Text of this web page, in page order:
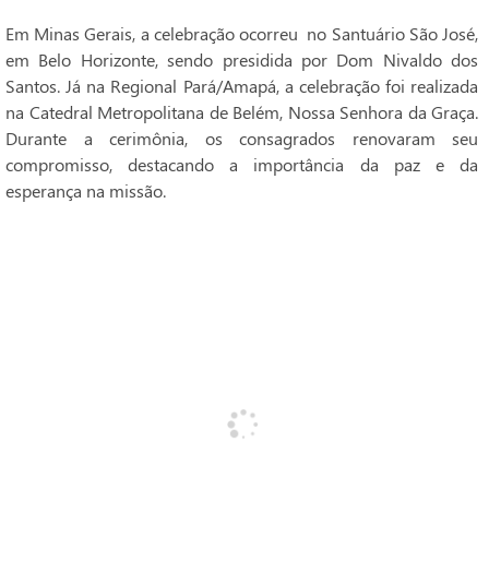
Em Minas Gerais, a celebração ocorreu no Santuário São José,
em Belo Horizonte, sendo presidida por Dom Nivaldo dos
Santos. Já na Regional Pará/Amapá, a celebração foi realizada
na Catedral Metropolitana de Belém, Nossa Senhora da Graça.
Durante a cerimônia, os consagrados renovaram seu
compromisso, destacando a importância da paz e da
esperança na missão.